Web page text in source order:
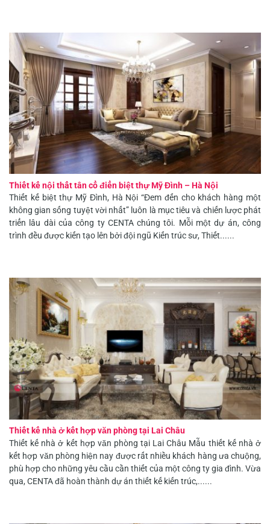
Thiết kế nội thất tân cổ điển biệt thự Mỹ Đình – Hà Nội
Thiết kế biệt thự Mỹ Đình, Hà Nội “Đem đến cho khách hàng một
không gian sống tuyệt vời nhất” luôn là mục tiêu và chiến lược phát
triển lâu dài của công ty CENTA chúng tôi. Mỗi một dự án, công
trình đều được kiến tạo lên bởi đội ngũ Kiến trúc sư, Thiết......
Thiết kế nhà ở kết hợp văn phòng tại Lai Châu
Thiết kế nhà ở kết hợp văn phòng tại Lai Châu Mẫu thiết kế nhà ở
kết hợp văn phòng hiện nay được rất nhiều khách hàng ưa chuộng,
phù hợp cho những yêu cầu cần thiết của một công ty gia đình. Vừa
qua, CENTA đã hoàn thành dự án thiết kế kiến trúc,......